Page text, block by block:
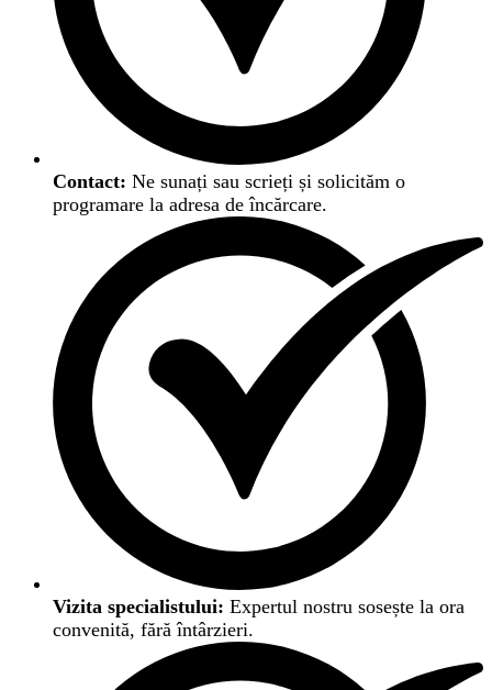
Contact: Ne sunați sau scrieți și solicităm o
programare la adresa de încărcare.
Vizita specialistului: Expertul nostru sosește la ora
convenită, fără întârzieri.